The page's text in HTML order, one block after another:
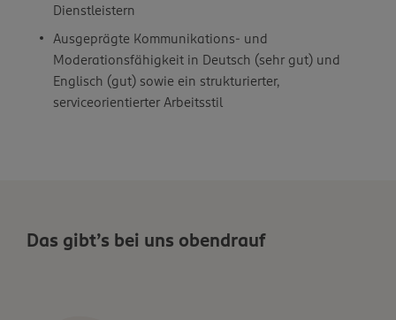
Dienstleistern
Ausgeprägte Kommunikations- und
Moderationsfähigkeit in Deutsch (sehr gut) und
Englisch (gut) sowie ein strukturierter,
serviceorientierter Arbeitsstil
Das gibt’s bei uns obendrauf